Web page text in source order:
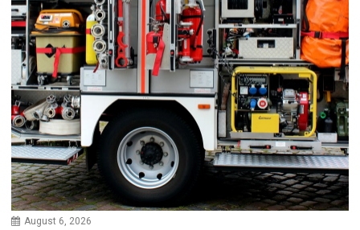
August 6, 2026